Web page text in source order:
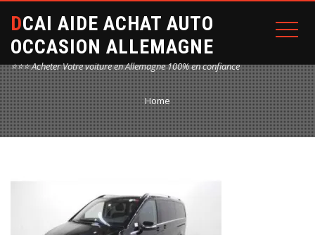
DCAI AIDE ACHAT AUTO
OCCASION ALLEMAGNE
⭐⭐⭐ Acheter Votre voiture en Allemagne 100% en confiance
Home